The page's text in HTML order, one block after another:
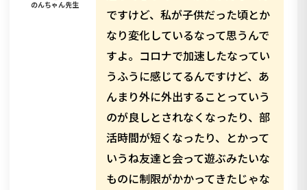
のんちゃん先生
ですけど、私が子供だった頃とか
なり変化しているなって思うんで
すよ。コロナで加速したなってい
うふうに感じてるんですけど、あ
んまり外に外出することっていう
のが良しとされなくなったり、部
活時間が短くなったり、とかって
いうね友達と会って遊ぶみたいな
ものに制限がかかってきたじゃな